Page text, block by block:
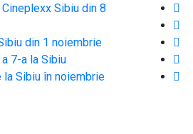
Sibiu din 8
din 1 noiembrie
7-a la Sibiu
la Sibiu în noiembrie